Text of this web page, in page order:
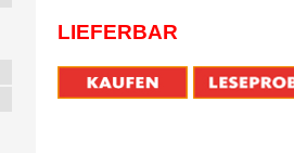
LIEFERBAR